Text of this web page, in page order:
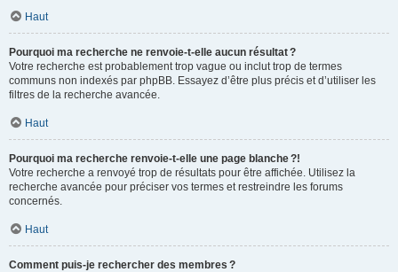
Haut
Pourquoi ma recherche ne renvoie-t-elle aucun résultat ?
Votre recherche est probablement trop vague ou inclut trop de termes
communs non indexés par phpBB. Essayez d’être plus précis et d’utiliser les
filtres de la recherche avancée.
Haut
Pourquoi ma recherche renvoie-t-elle une page blanche ?!
Votre recherche a renvoyé trop de résultats pour être affichée. Utilisez la
recherche avancée pour préciser vos termes et restreindre les forums
concernés.
Haut
Comment puis-je rechercher des membres ?